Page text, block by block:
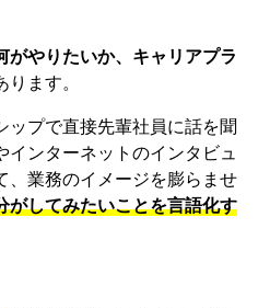
がやりたいか、キャリアプラ
ます。
ップで直接先輩社員に話を聞
インターネットのインタビュ
、業務のイメージを膨らませ
がしてみたいことを言語化す